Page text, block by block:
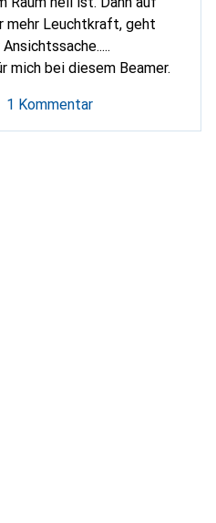
mehr Leuchtkraft, geht
bei diesem Beamer.
1 Kommentar